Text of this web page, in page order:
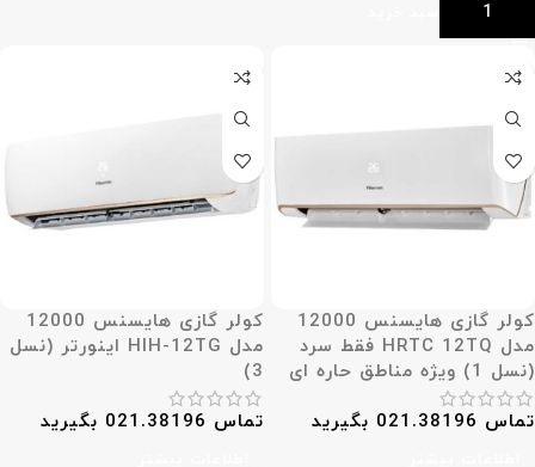
افزودن به سبد خرید
کولر گازی هایسنس 12000
مدل HRTC 12TQ فقط سرد
(نسل 1) ویژه مناطق حاره ای
تماس 021.38196 بگیرید
کولر گازی هایسنس 12000
مدل HIH-12TG اینورتر (نسل
3)
تماس 021.38196 بگیرید